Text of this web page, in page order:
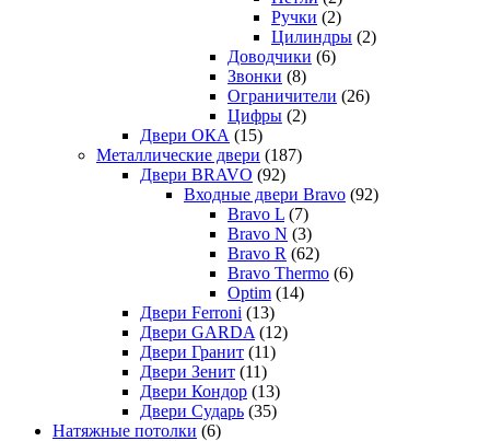
Ручки (2)
Цилиндры (2)
Доводчики (6)
Звонки (8)
Ограничители (26)
Цифры (2)
Двери ОКА (15)
Металлические двери (187)
Двери BRAVO (92)
Входные двери Bravo (92)
Bravo L (7)
Bravo N (3)
Bravo R (62)
Bravo Thermo (6)
Optim (14)
Двери Ferroni (13)
Двери GARDA (12)
Двери Гранит (11)
Двери Зенит (11)
Двери Кондор (13)
Двери Сударь (35)
Натяжные потолки (6)